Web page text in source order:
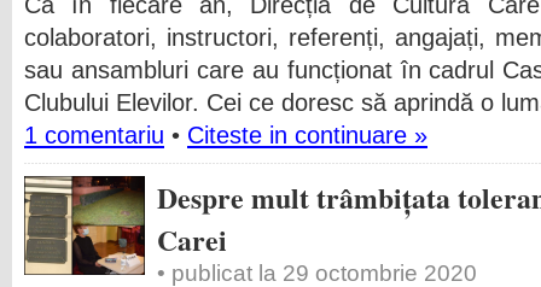
colaboratori, instructori, referenți, angajați,
sau ansambluri care au funcționat în cadrul
Clubului Elevilor. Cei ce doresc să aprindă o
1 comentariu • Citeste in continuare »
Despre mult trâmbițata
Carei
• publicat la 29 octombrie 2020